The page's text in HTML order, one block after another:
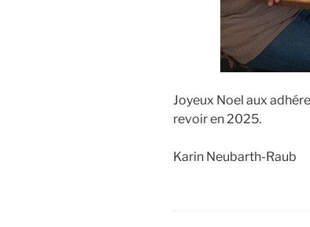
Joyeux Noel aux
revoir en 2025.
Karin Neubarth-Raub